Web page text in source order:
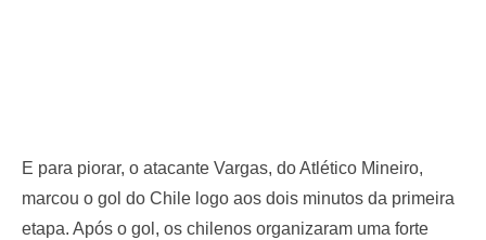
E para piorar, o atacante Vargas, do Atlético Mineiro,
marcou o gol do Chile logo aos dois minutos da primeira
etapa. Após o gol, os chilenos organizaram uma forte